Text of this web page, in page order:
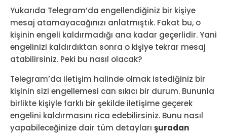
Yukarıda Telegram’da engellendiğiniz bir kişiye
mesaj atamayacağınızı anlatmıştık. Fakat bu, o
kişinin engeli kaldırmadığı ana kadar geçerlidir. Yani
engelinizi kaldırdıktan sonra o kişiye tekrar mesaj
atabilirsiniz. Peki bu nasıl olacak?
Telegram’da iletişim halinde olmak istediğiniz bir
kişinin sizi engellemesi can sıkıcı bir durum. Bununla
birlikte kişiyle farklı bir şekilde iletişime geçerek
engelini kaldırmasını rica edebilirsiniz. Bunu nasıl
yapabileceğinize dair tüm detayları şuradan